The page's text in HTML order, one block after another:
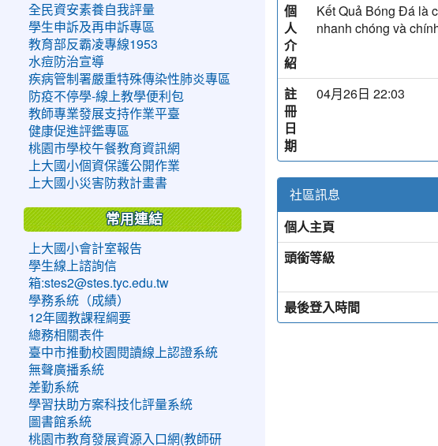
個
人
介
紹
Kết Quả Bóng Đá là
nhanh chóng và
註
冊
日
期
04月26日 22:03
社區訊息
個人主頁
頭銜等級
最後登入時間
全民資安素養自我評量
學生申訴及再申訴專區
教育部反霸凌專線1953
水痘防治宣導
疾病管制署嚴重特殊傳染性肺炎專區
防疫不停學-線上教學便利包
教師專業發展支持作業平臺
健康促進評鑑專區
桃園市學校午餐教育資訊網
上大國小個資保護公開作業
上大國小災害防救計畫書
常用連結
上大國小會計室報告
學生線上諮詢信
箱:stes2@stes.tyc.edu.tw
學務系統（成績）
12年國教課程綱要
總務相關表件
臺中市推動校園閱讀線上認證系統
無聲廣播系統
差勤系統
學習扶助方案科技化評量系統
圖書館系統
桃園市教育發展資源入口網(教師研